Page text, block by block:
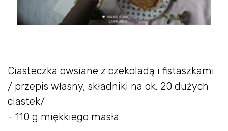
Ciasteczka owsiane z czekoladą i fistaszkami
/ przepis własny, składniki na ok. 20 dużych
ciastek/
- 110 g miękkiego masła